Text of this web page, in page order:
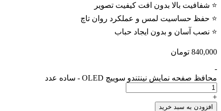
⭐ شفافیت بالا بدون افت کیفیت تصویر
⭐ حفظ حساسیت لمس و عملکرد روان تاچ
⭐ نصب آسان و بدون ایجاد حباب
840,000 تومان
-
محافظ صفحه نمایش نینتندو سوییچ OLED - ساده عدد
+
افزودن به سبد خرید